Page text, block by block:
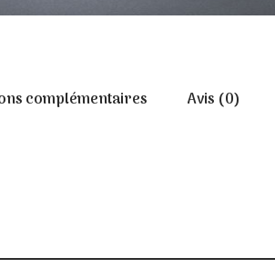
complémentaires Avis (0)